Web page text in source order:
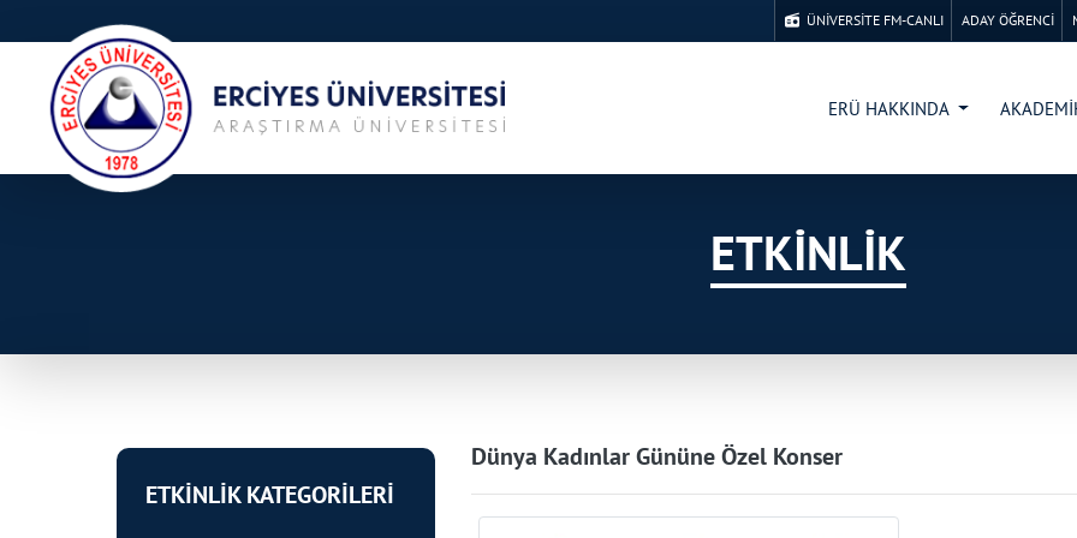
ÜNİVERSİTE FM-CANLI ADAY ÖĞRENCİ
ERÜ HAKKINDA
ETKİNLİK
ETKİNLİK KATEGORİLERİ
Dünya Kadınlar Gününe Özel Konser